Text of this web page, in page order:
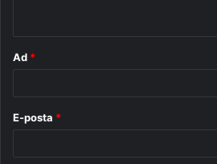
Ad *
E-posta *